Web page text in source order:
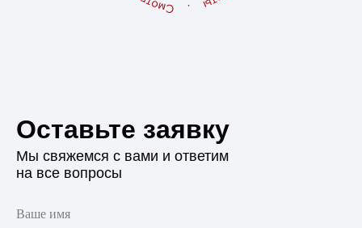
Мы свяжемся с вами и ответим
на все вопросы
Оставьте заявку